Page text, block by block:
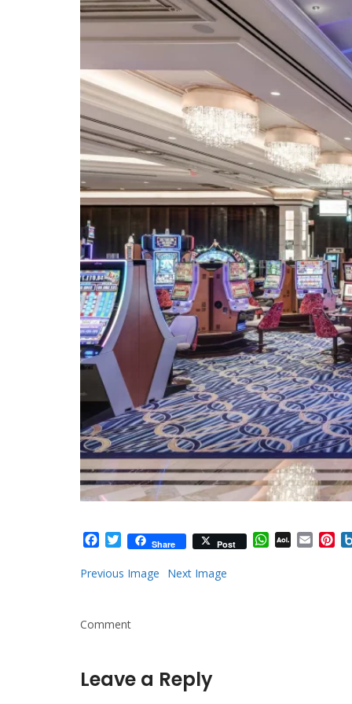
Facebook
TwitterShare Post WhatsApp
AOL Email
Previous Image Next Image
Comment
Leave a Reply